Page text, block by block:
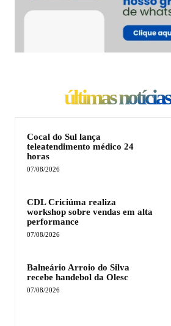
últimas notícias
Cocal do Sul lança
teleatendimento médico 24
horas
07/08/2026
CDL Criciúma realiza
workshop sobre vendas em alta
performance
07/08/2026
Balneário Arroio do Silva
recebe handebol da Olesc
07/08/2026